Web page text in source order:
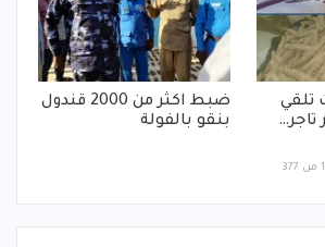
تلقي
ضبط اكثر من 2000 قندول
بنقو بالفولة
1 من 377